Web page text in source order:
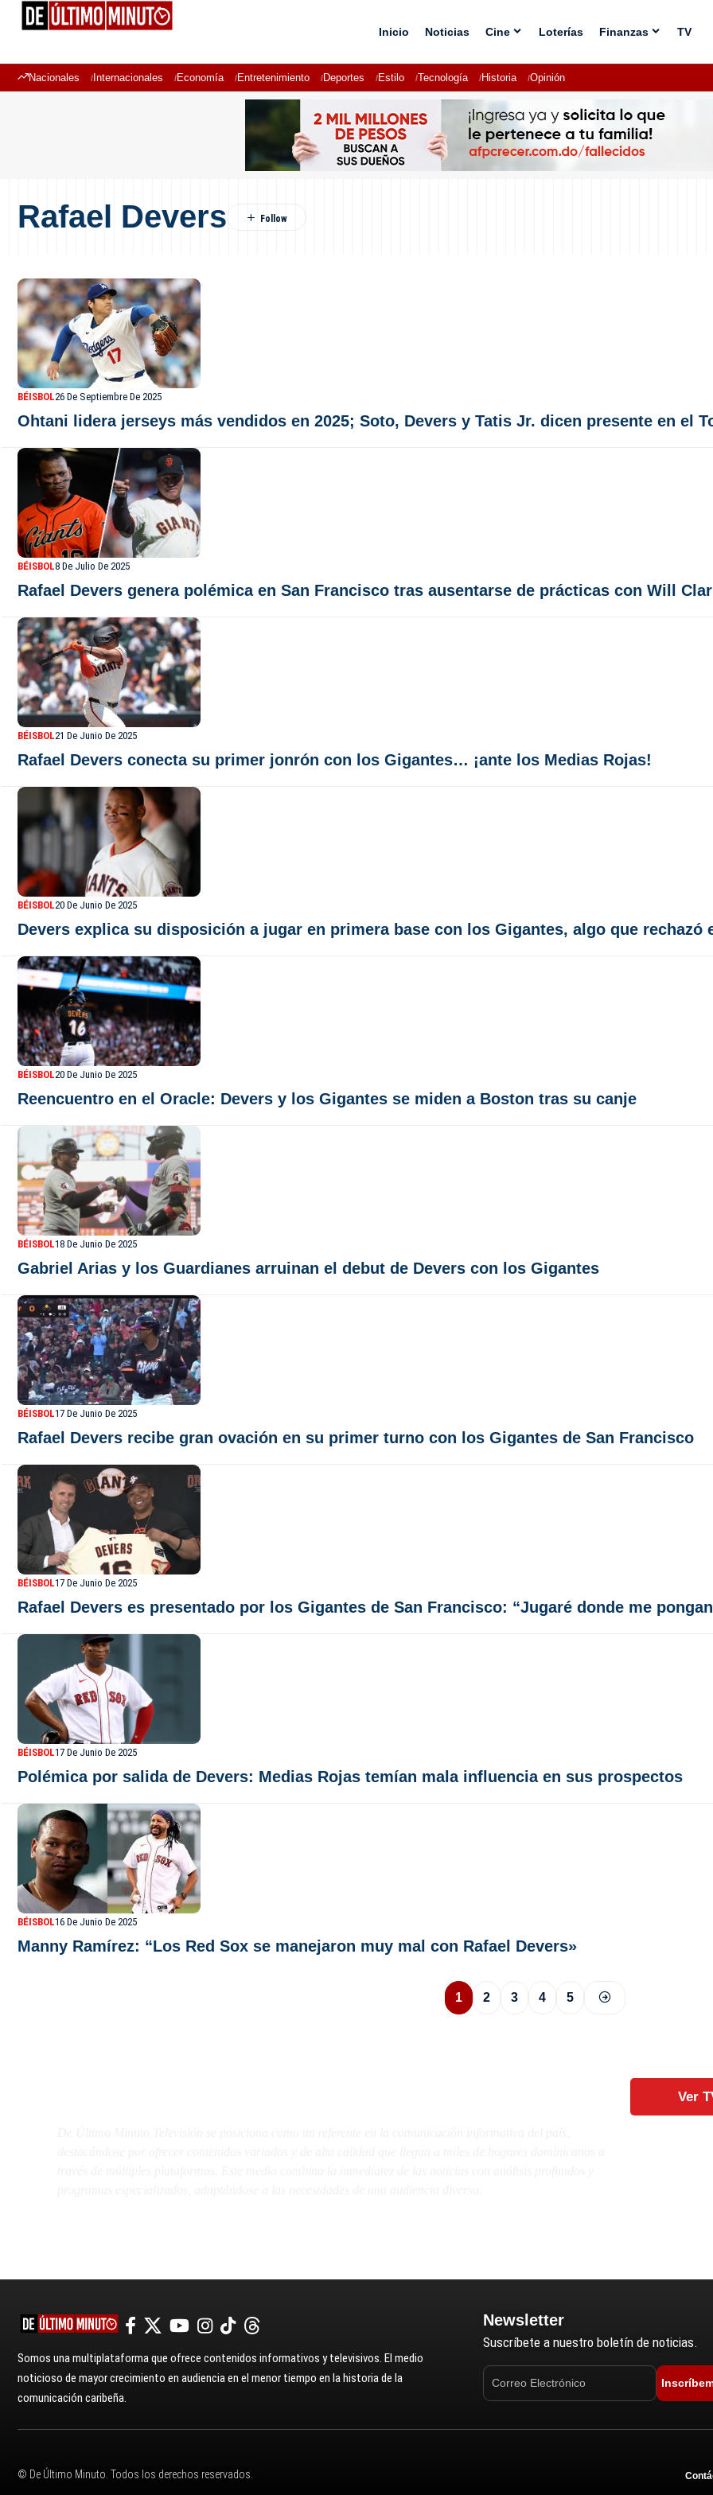
Inicio Noticias Cine Loterías Finanzas TV
Nacionales Internacionales Economía Entretenimiento Deportes Estilo Tecnología Historia Opinión
Rafael Devers
BÉISBOL26 De Septiembre De 2025
Ohtani lidera jerseys más vendidos en 2025; Soto, Devers y Tatis Jr. dicen presente en el
BÉISBOL8 De Julio De 2025
Rafael Devers genera polémica en San Francisco tras ausentarse de prácticas con Will
BÉISBOL21 De Junio De 2025
Rafael Devers conecta su primer jonrón con los Gigantes… ¡ante los Medias Rojas!
BÉISBOL20 De Junio De 2025
Devers explica su disposición a jugar en primera base con los Gigantes, algo que rechazó
BÉISBOL20 De Junio De 2025
Reencuentro en el Oracle: Devers y los Gigantes se miden a Boston tras su canje
BÉISBOL18 De Junio De 2025
Gabriel Arias y los Guardianes arruinan el debut de Devers con los Gigantes
BÉISBOL17 De Junio De 2025
Rafael Devers recibe gran ovación en su primer turno con los Gigantes de San Francisco
BÉISBOL17 De Junio De 2025
Rafael Devers es presentado por los Gigantes de San Francisco: “Jugaré donde me
BÉISBOL17 De Junio De 2025
Polémica por salida de Devers: Medias Rojas temían mala influencia en sus prospectos
BÉISBOL16 De Junio De 2025
Manny Ramírez: “Los Red Sox se manejaron muy mal con Rafael Devers»
1 2 3 4 5
Ver
Somos una multiplataforma que ofrece contenidos informativos y televisivos. El medio
noticioso de mayor crecimiento en audiencia en el menor tiempo en la historia de la
comunicación caribeña.
Newsletter
Suscríbete a nuestro boletín de noticias.
© De Último Minuto. Todos los derechos reservados.